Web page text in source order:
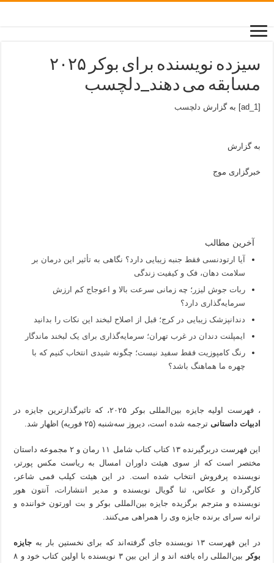
سیزده نویسنده برای بوکر ۲۰۲۵
مسابقه می دهند_دلچسب
[ad_1] به گزارش دلچسب
به گزارش
خبرگزاری موج
آخرین مطالب
آیا ارتودنسی فقط جنبه زیبایی دارد؟ نگاهی به تأثیر این درمان بر
سلامت دهان، فک و کیفیت زندگی
ربات جوش لیزر؛ چه زمانی سرعت بالا و اعوجاج کم ارزش
سرمایه‌گذاری دارد؟
دندانپزشک زیبایی در کرج؛ قبل از اصلاح لبخند این نکات را بدانید
ایمپلنت دندان در غرب تهران؛ سرمایه‌گذاری برای یک لبخند ماندگار
رنگ کامپوزیت فقط سفید نیست؛ چگونه شیدی انتخاب کنیم که با
چهره ما هماهنگ باشد؟
، فهرست اولیه جایزه بین‌المللی بوکر ۲۰۲۵، که تاثیرگذارترین جایزه در
ادبیات داستانی ترجمه شده است، دیروز سه‌شنبه (۲۵ فوریه) اظهار شد.
این فهرست دربرگیرنده ۱۳ کتاب کتاب شامل ۱۱ رمان و ۲ مجموعه داستان
مختصر است که از سوی هیئت داوران امسال به ریاست مکس پورتر،
نویسنده پرفروش انتخاب شده است. در این هیئت کیلب فمی شاعر،
کارگردان و عکاس، ثنا گویال نویسنده و مدیر انتشارات، آنتون هور
نویسنده و مترجم برگزیده جایزه بین‌المللی بوکر و بت اورتون خواننده و
ترانه سرای برنده جایزه وی را همراهی می‌کنند.
در این فهرست ۱۳ نویسنده جای گرفته‌اند که برای نخستین بار به
جایزه
بوکر
بین‌المللی راه یافته اند و از این بین ۳ نویسنده با اولین کتاب خود و ۸